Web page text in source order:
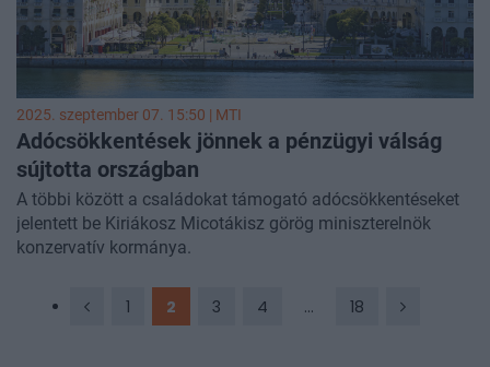
2025. szeptember 07. 15:50 | MTI
Adócsökkentések jönnek a pénzügyi válság
sújtotta országban
A többi között a családokat támogató adócsökkentéseket
jelentett be Kiriákosz Micotákisz görög miniszterelnök
konzervatív kormánya.
1 2 3 4 ... 18